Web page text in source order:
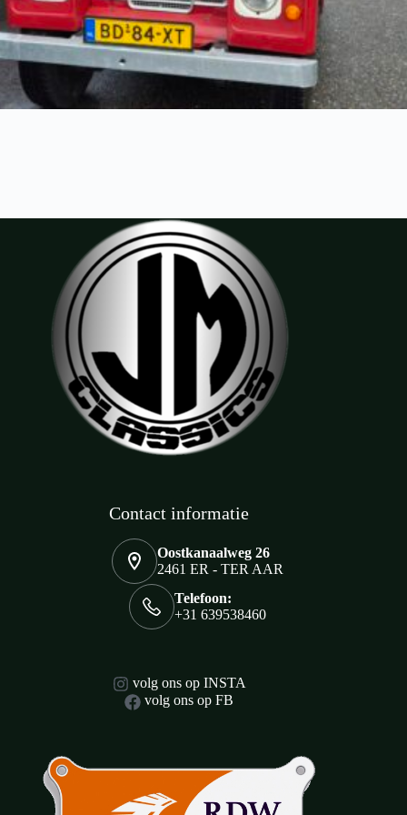
Contact informatie
Oostkanaalweg 26
2461 ER - TER AAR
Telefoon:
+31 639538460
volg ons op INSTA
volg ons op FB